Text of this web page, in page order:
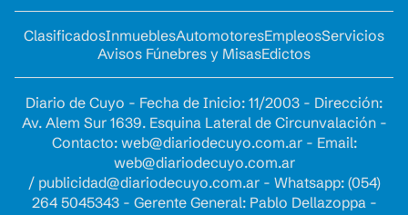
ClasificadosInmueblesAutomotoresEmpleosServicios
Avisos Fúnebres y MisasEdictos
Diario de Cuyo - Fecha de Inicio: 11/2003 - Dirección:
Av. Alem Sur 1639. Esquina Lateral de Circunvalación -
Contacto: web@diariodecuyo.com.ar- Email:
web@diariodecuyo.com.ar
/ publicidad@diariodecuyo.com.ar- Whatsapp: (054)
264 5045343 - Gerente General: Pablo Dellazoppa -